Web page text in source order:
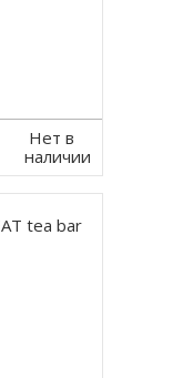
Нет в
наличии